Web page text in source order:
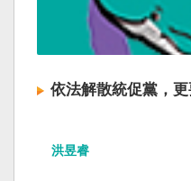
依法解散統促黨，
洪昱睿